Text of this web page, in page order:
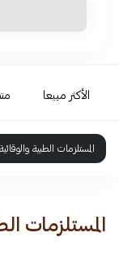
الأكثر مبيعا
المستلزمات الطبية والوقائية
المستلزمات